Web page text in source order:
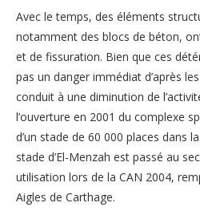
Avec le temps, des éléments
notamment des blocs de béton,
et de fissuration. Bien que ces
pas un danger immédiat d’après
conduit à une diminution de
l’ouverture en 2001 du complexe
d’un stade de 60 000 places dans
stade d’El-Menzah est passé au
utilisation lors de la CAN 2004,
Aigles de Carthage.